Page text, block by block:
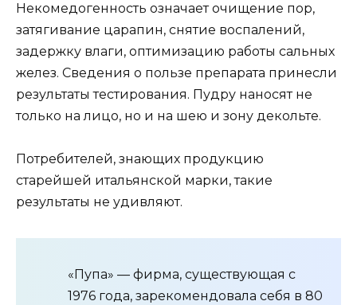
Некомедогенность означает очищение пор,
затягивание царапин, снятие воспалений,
задержку влаги, оптимизацию работы сальных
желез. Сведения о пользе препарата принесли
результаты тестирования. Пудру наносят не
только на лицо, но и на шею и зону декольте.
Потребителей, знающих продукцию
старейшей итальянской марки, такие
результаты не удивляют.
«Пупа» — фирма, существующая с
1976 года, зарекомендовала себя в 80